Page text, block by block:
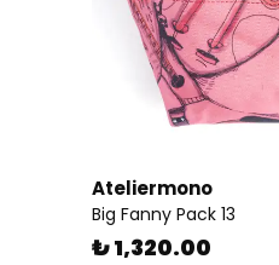
Ateliermono
Big Fanny Pack 13
₺ 1,320.00